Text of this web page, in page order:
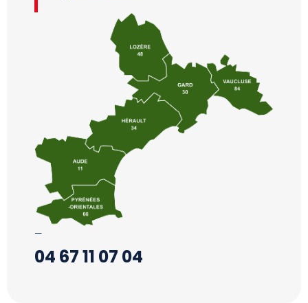
—
04 67 11 07 04